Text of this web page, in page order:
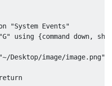
"System Events"
using {command down,
Desktop/image/image.png"